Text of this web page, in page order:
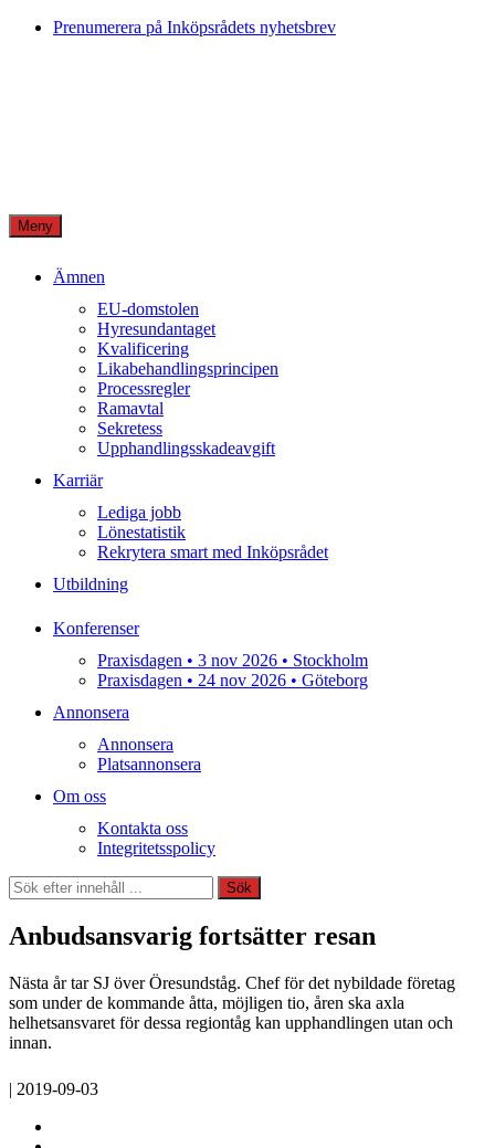
Skip
Prenumerera på Inköpsrådets nyhetsbrev
Meny
Ämnen
EU-domstolen
Hyresundantaget
Kvalificering
Likabehandlingsprincipen
Processregler
Ramavtal
Sekretess
Upphandlingsskadeavgift
Karriär
Lediga jobb
Lönestatistik
Rekrytera smart med Inköpsrådet
Utbildning
Konferenser
Praxisdagen • 3 nov 2026 • Stockholm
Praxisdagen • 24 nov 2026 • Göteborg
Annonsera
Annonsera
Platsannonsera
Om oss
Kontakta oss
Integritetsspolicy
Sök
Sök
Anbudsansvarig fortsätter resan
Nästa år tar SJ över Öresundståg. Chef för det nybildade företag
som under de kommande åtta, möjligen tio, åren ska axla
helhetsansvaret för dessa regiontåg kan upphandlingen utan och
innan.
| 2019-09-03